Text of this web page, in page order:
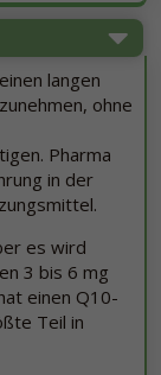
langen
ohne
Pharma
in der
es wird
3 bis 6 mg
einen Q10-
Teil in